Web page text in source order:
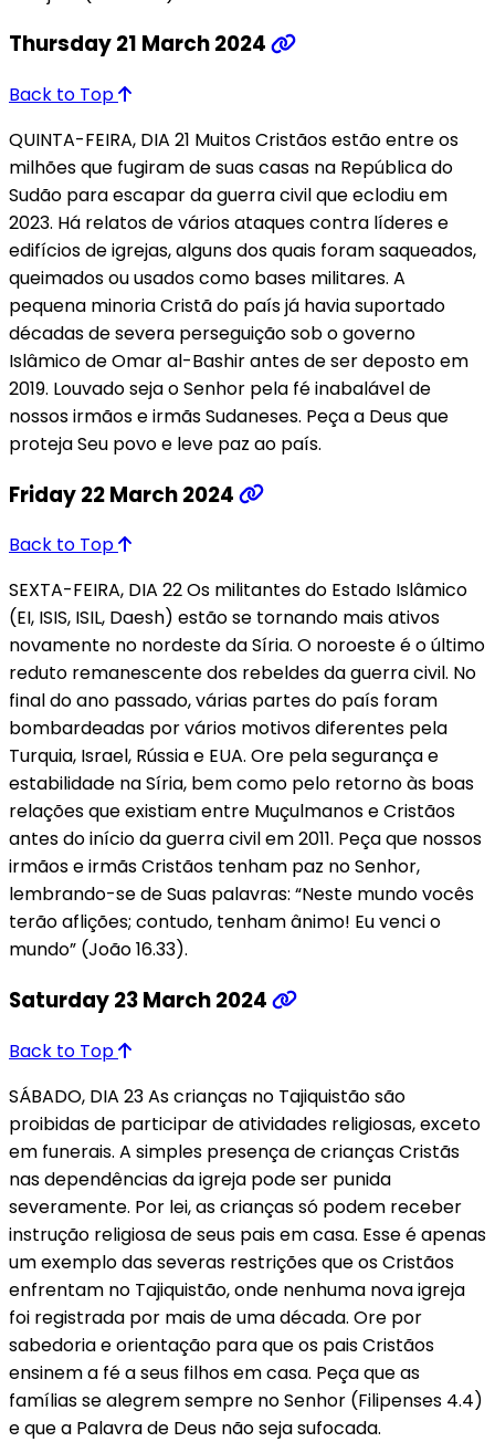
Thursday 21 March 2024
Back to Top
QUINTA-FEIRA, DIA 21 Muitos Cristãos estão entre os
milhões que fugiram de suas casas na República do
Sudão para escapar da guerra civil que eclodiu em
2023. Há relatos de vários ataques contra líderes e
edifícios de igrejas, alguns dos quais foram saqueados,
queimados ou usados como bases militares. A
pequena minoria Cristã do país já havia suportado
décadas de severa perseguição sob o governo
Islâmico de Omar al-Bashir antes de ser deposto em
2019. Louvado seja o Senhor pela fé inabalável de
nossos irmãos e irmãs Sudaneses. Peça a Deus que
proteja Seu povo e leve paz ao país.
Friday 22 March 2024
Back to Top
SEXTA-FEIRA, DIA 22 Os militantes do Estado Islâmico
(EI, ISIS, ISIL, Daesh) estão se tornando mais ativos
novamente no nordeste da Síria. O noroeste é o último
reduto remanescente dos rebeldes da guerra civil. No
final do ano passado, várias partes do país foram
bombardeadas por vários motivos diferentes pela
Turquia, Israel, Rússia e EUA. Ore pela segurança e
estabilidade na Síria, bem como pelo retorno às boas
relações que existiam entre Muçulmanos e Cristãos
antes do início da guerra civil em 2011. Peça que nossos
irmãos e irmãs Cristãos tenham paz no Senhor,
lembrando-se de Suas palavras: “Neste mundo vocês
terão aflições; contudo, tenham ânimo! Eu venci o
mundo” (João 16.33).
Saturday 23 March 2024
Back to Top
SÁBADO, DIA 23 As crianças no Tajiquistão são
proibidas de participar de atividades religiosas, exceto
em funerais. A simples presença de crianças Cristãs
nas dependências da igreja pode ser punida
severamente. Por lei, as crianças só podem receber
instrução religiosa de seus pais em casa. Esse é apenas
um exemplo das severas restrições que os Cristãos
enfrentam no Tajiquistão, onde nenhuma nova igreja
foi registrada por mais de uma década. Ore por
sabedoria e orientação para que os pais Cristãos
ensinem a fé a seus filhos em casa. Peça que as
famílias se alegrem sempre no Senhor (Filipenses 4.4)
e que a Palavra de Deus não seja sufocada.